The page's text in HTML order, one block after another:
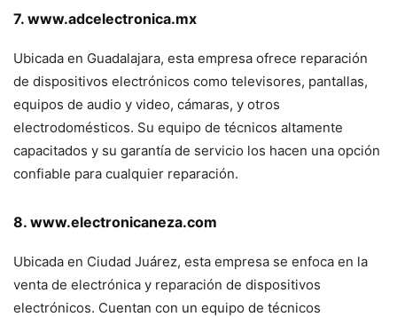
7. www.adcelectronica.mx
Ubicada en Guadalajara, esta empresa ofrece reparación
de dispositivos electrónicos como televisores, pantallas,
equipos de audio y video, cámaras, y otros
electrodomésticos. Su equipo de técnicos altamente
capacitados y su garantía de servicio los hacen una opción
confiable para cualquier reparación.
8. www.electronicaneza.com
Ubicada en Ciudad Juárez, esta empresa se enfoca en la
venta de electrónica y reparación de dispositivos
electrónicos. Cuentan con un equipo de técnicos